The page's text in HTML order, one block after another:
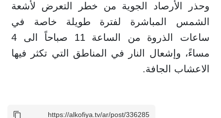
وحذر الأرصاد الجوية من خطر التعرض لأشعة
الشمس المباشرة لفترة طويلة خاصة في
ساعات الذروة من الساعة 11 صباحاً الى 4
مساءً، وإشعال النار في المناطق التي تكثر فيها
الاعشاب الجافة.